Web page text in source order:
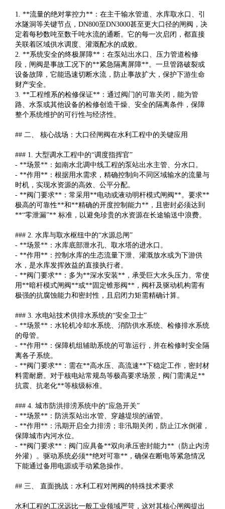
1. **流量的绝对掌控力**：在主干输水管道、水库取水口、引
水隧洞等关键节点，DN800至DN3000甚至更大口径的闸阀，决
定着每秒数吨至数千吨水流的通断。它的每一次启闭，都直接
关联着区域供水调度、灌溉配水的成败。
2. **系统安全的终极屏障**：在泵站出水口、压力管道检修
段，闸阀是事故工况下的**紧急隔离屏障**。一旦管路破裂或
设备故障，它能迅速切断水流，防止事故扩大，保护下游生命
财产安全。
3. **工程维系的检修保证**：通过阀门的可靠关闭，能为管
路、水泵或其他设备的检修创造干燥、安全的隔离条件，保障
整个系统维护的可行性与经济性。
## 二、 核心战场：大口径闸阀在水利工程中的关键应用
### 1. 大型调水工程中的“调度指挥官”
- **场景**：如南水北调中线工程的泵站出水主管、分水口。
- **作用**：根据用水需求，精确控制向不同区域输水的流量与
时机，实现水资源的高效、公平分配。
- **阀门要求**：常采用**电动或液动明杆模式闸阀**。要求**
极高的可靠性**和**精确的开度控制能力**，且密封必须达到
**“零泄漏”** 标准，以避免珍贵的水资源在长途输送中浪费。
### 2. 水库与取水枢纽中的“水源总闸”
- **场景**：水库底部泄水孔、取水塔的进水口。
- **作用**：控制水库的生态流量下泄、灌溉放水或为下游供
水，是水库发挥效益的直接执行者。
- **阀门要求**：多为**深水安装**，承受巨大水头压力。常使
用**暗杆模式闸阀**或**固定锥形阀**，阀杆及驱动机构需有
极强的抗腐蚀能力和密封性，且启闭力矩需精确计算。
### 3. 水电站技术供排水系统的“安全卫士”
- **场景**：水轮机冷却水系统、消防供水系统、检修排水系统
的母管。
- **作用**：保障机组辅助系统的可靠运行，并在检修时安全隔
离各子系统。
- **阀门要求**：需在**高水压、高流速**下稳定工作，密封材
料需耐磨。对于核电站常规岛等极高要求场景，阀门需满足**
抗震、抗老化**等核级标准。
### 4. 城市防洪排涝系统中的“应急开关”
- **场景**：防洪泵站出水管、穿越堤坝的涵管。
- **作用**：汛期开启全力排涝；非汛期关闭，防止江水倒灌，
保障城市内河水位。
- **阀门要求**：阀门应具备**双向承压密封能力**（防止内涝
外灌）。驱动系统必须**绝对可靠**，确保在断电等紧急情况
下能通过备用电源或手动紧急操作。
## 三、 直面挑战：水利工程对闸阀的特殊技术要求
水利工程的工况远比一般工业领域严苛，这对其核心闸阀提出